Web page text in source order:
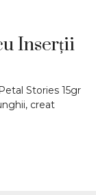
Inserții
Stories 15gr
creat